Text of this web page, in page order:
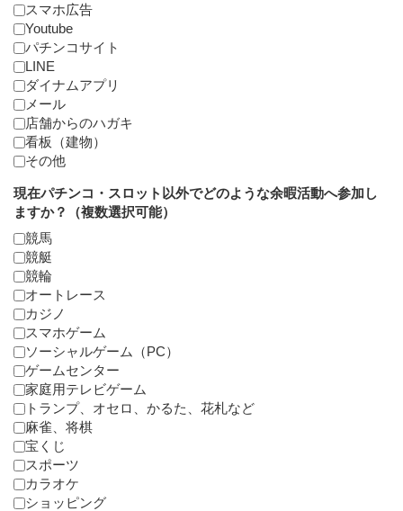
スマホ広告
Youtube
パチンコサイト
LINE
ダイナムアプリ
メール
店舗からのハガキ
看板（建物）
その他
現在パチンコ・スロット以外でどのような余暇活動へ参加し
ますか？（複数選択可能）
競馬
競艇
競輪
オートレース
カジノ
スマホゲーム
ソーシャルゲーム（PC）
ゲームセンター
家庭用テレビゲーム
トランプ、オセロ、かるた、花札など
麻雀、将棋
宝くじ
スポーツ
カラオケ
ショッピング